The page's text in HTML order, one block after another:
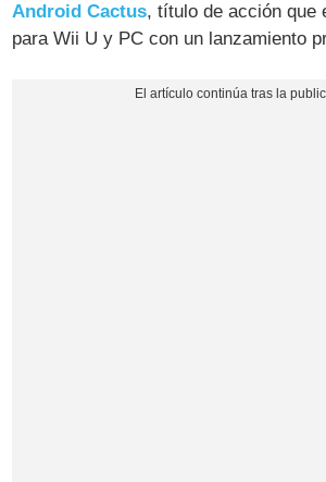
Android Cactus, título de acción que
para Wii U y PC con un lanzamiento